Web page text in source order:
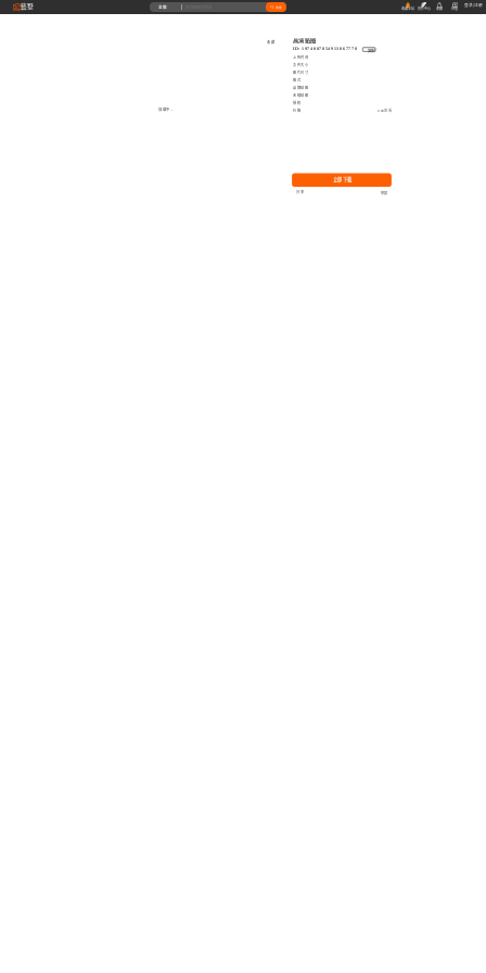
藝墅 全部 搜索 收藏本站 创作中心 收藏 充值
登录 |注册
加载中...
收藏 高清贴图
ID: 1974007854913867778 复制
上传时间
文件大小
图片尺寸
格式
品牌贴图
无缝贴图
授权
价格 0.00艺币
立即下载
分享 举报